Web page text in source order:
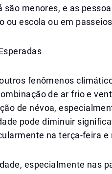
menores, e as
ou escola ou em
fenômenos
de ar frio e
de névoa,
pode diminuir
na terça-feira e
especialmente nas